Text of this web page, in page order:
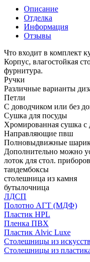
Описание
Отделка
Информация
Отзывы
Что входит в комплект
Корпус, влагостойкая
фурнитура.
Ручки
Различные варианты
Петли
С доводчиком или без
Сушка для посуды
Хромированная сушка
Направляющие пвш
Полновыдвижные
Дополнительно можно
лоток для стол. приборов
тандембоксы
столешница из камня
бутылочница
ЛДСП
Полотно АГТ (МДФ)
Пластик HPL
Пленка ПВХ
Пластик Alvic Luxe
Столешницы из
Столешницы из